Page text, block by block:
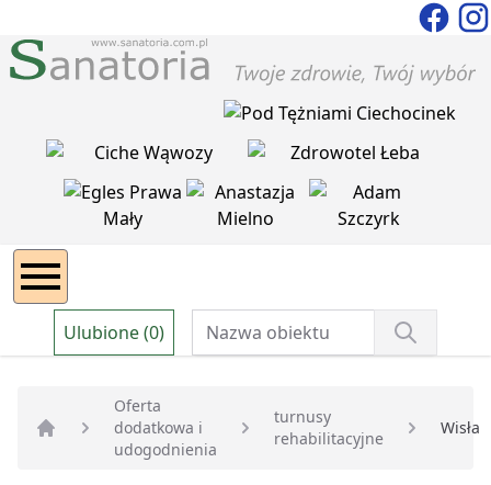
Ulubione (0)
Strona główna
Oferta
dodatkowa i
udogodnienia
turnusy
rehabilitacyjne
Wisła